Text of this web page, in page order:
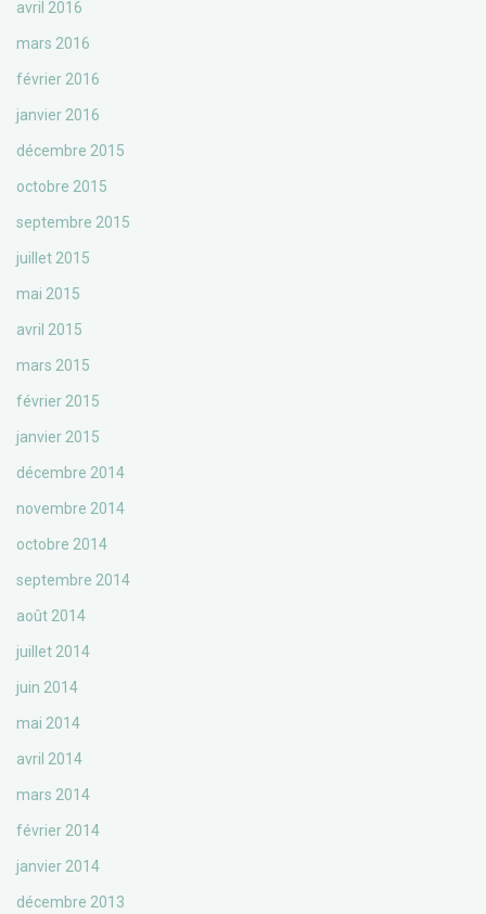
avril 2016
mars 2016
février 2016
janvier 2016
décembre 2015
octobre 2015
septembre 2015
juillet 2015
mai 2015
avril 2015
mars 2015
février 2015
janvier 2015
décembre 2014
novembre 2014
octobre 2014
septembre 2014
août 2014
juillet 2014
juin 2014
mai 2014
avril 2014
mars 2014
février 2014
janvier 2014
décembre 2013